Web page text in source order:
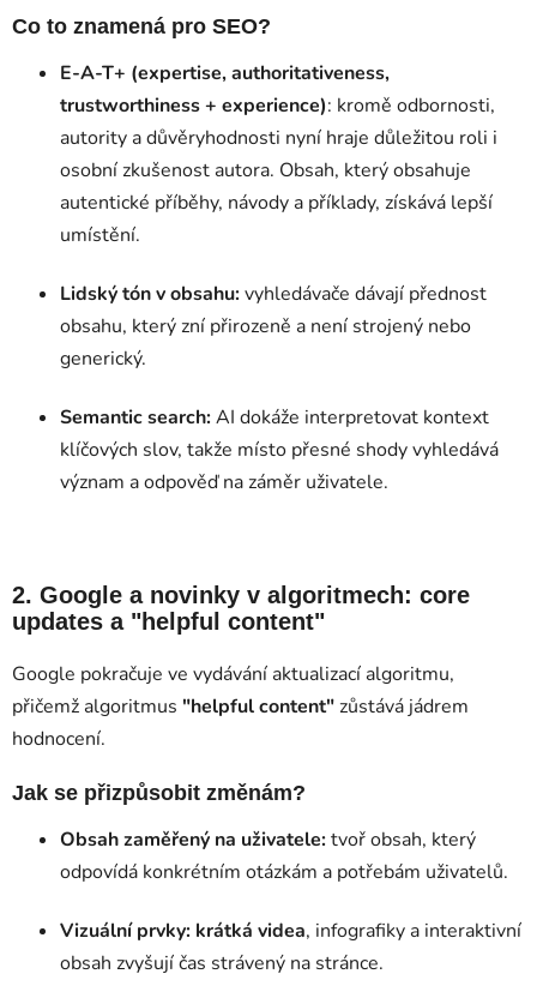
Co to znamená pro SEO?
E-A-T+ (expertise, authoritativeness,
trustworthiness + experience): kromě odbornosti,
autority a důvěryhodnosti nyní hraje důležitou roli i
osobní zkušenost autora. Obsah, který obsahuje
autentické příběhy, návody a příklady, získává lepší
umístění.
Lidský tón v obsahu:vyhledávače dávají přednost
obsahu, který zní přirozeně a není strojený nebo
generický.
Semantic search:AI dokáže interpretovat kontext
klíčových slov, takže místo přesné shody vyhledává
význam a odpověď na záměr uživatele.
2. Google a novinky v algoritmech: core
updates a "helpful content"
Google pokračuje ve vydávání aktualizací algoritmu,
přičemž algoritmus "helpful content"zůstává jádrem
hodnocení.
Jak se přizpůsobit změnám?
Obsah zaměřený na uživatele:tvoř obsah, který
odpovídá konkrétním otázkám a potřebám uživatelů.
Vizuální prvky: krátká videa, infografiky a interaktivní
obsah zvyšují čas strávený na stránce.